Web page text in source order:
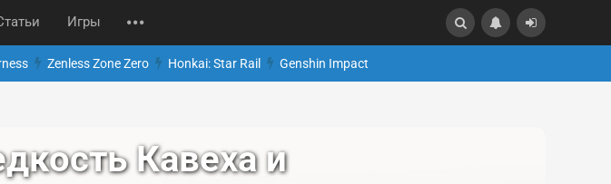
Игры
Zenless Zone Zero Honkai: Star Rail Genshin Impact
Кавеха и